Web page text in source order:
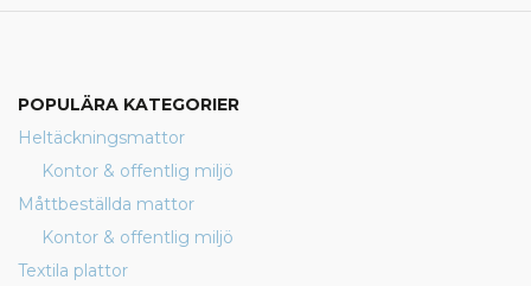
POPULÄRA KATEGORIER
Heltäckningsmattor
Kontor & offentlig miljö
Måttbeställda mattor
Kontor & offentlig miljö
Textila plattor